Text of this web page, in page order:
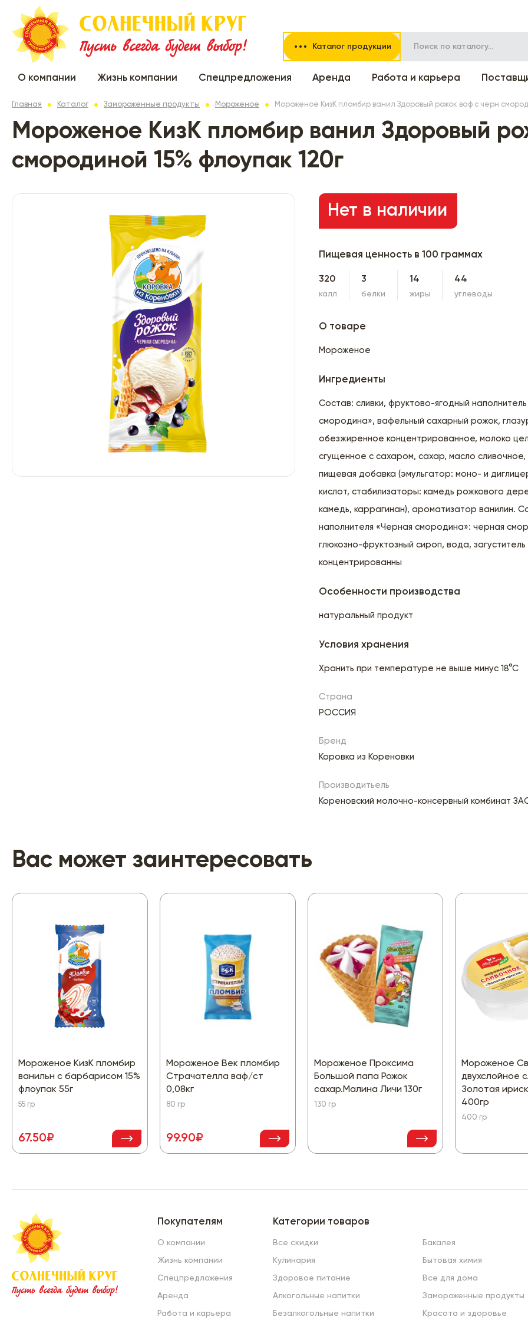
Каталог продукции
О компании Жизнь компании Спецпредложения Аренда Работа и карьера
Главная Каталог Замороженные продукты Мороженое Мороженое КизК пломбир ванил Здоровый рожок ваф с черн
Мороженое КизК пломбир ванил Здоровый
смородиной 15% флоупак 120г
Нет в наличии
Пищевая ценность в 100 граммах
320
калл
3
белки
14
жиры
44
углеводы
О товаре
Мороженое
Ингредиенты
Состав: сливки, фруктово-ягодный
смородина», вафельный сахарный рожок,
обезжиренное концентрированное, молоко
сгущенное с сахаром, сахар, масло сливочное,
пищевая добавка (эмульгатор: моно- и
кислот, стабилизаторы: камедь рожкового
камедь, каррагинан), ароматизатор ванилин.
наполнителя «Черная смородина»: черная
глюкозно-фруктозный сироп, вода, загуститель
концентрированны
Особенности производства
натуральный продукт
Условия хранения
Хранить при температуре не выше минус 18°С
Страна
РОССИЯ
Бренд
Коровка из Кореновки
Производитьель
Кореновский молочно-консервный комбинат
Вас может заинтересовать
Мороженое КизК пломбир
ванильн с барбарисом 15%
флоупак 55г
55 гр
67.50₽
Мороженое Век пломбир
Страчателла ваф/ст
0,08кг
80 гр
99.90₽
Мороженое Проксима
Большой папа Рожок
сахар.Малина Личи 130г
130 гр
Мороженое
двухслойное
Золотая
400гр
400 гр
Покупателям
О компании
Жизнь компании
Спецпредложения
Аренда
Работа и карьера
Категории товаров
Все скидки
Кулинария
Здоровое питание
Алкогольные напитки
Безалкогольные напитки
Бакалея
Бытовая химия
Все для дома
Замороженные продукты
Красота и здоровье